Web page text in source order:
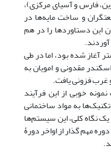
فارس و آسیای مرکزی)،
و ساخت مایه‌ها در
این دستاوردها را در هم
آغاز شده بود، اما در طی
مقدونی و امویان به
فزونی یافت.
خوبی از این فرآیند
به مواد ساختمانی
نگاه کلی، این سیستم‌ها
مهم گذار از اواخر دورۀ